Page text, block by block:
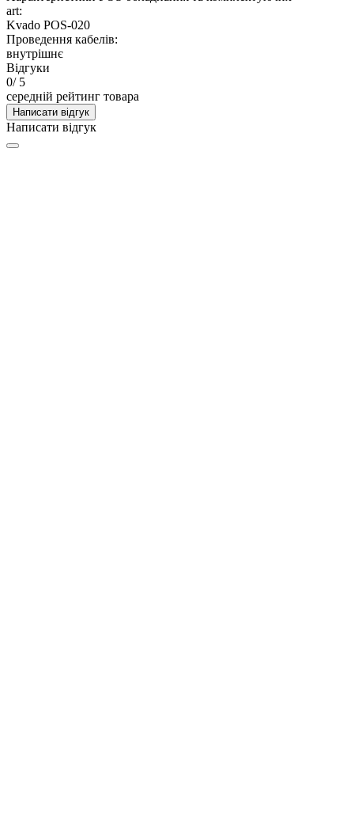
art:
Kvado POS-020
Проведення кабелів:
внутрішнє
Відгуки
0/ 5
середній рейтинг товара
Написати відгук
Написати відгук